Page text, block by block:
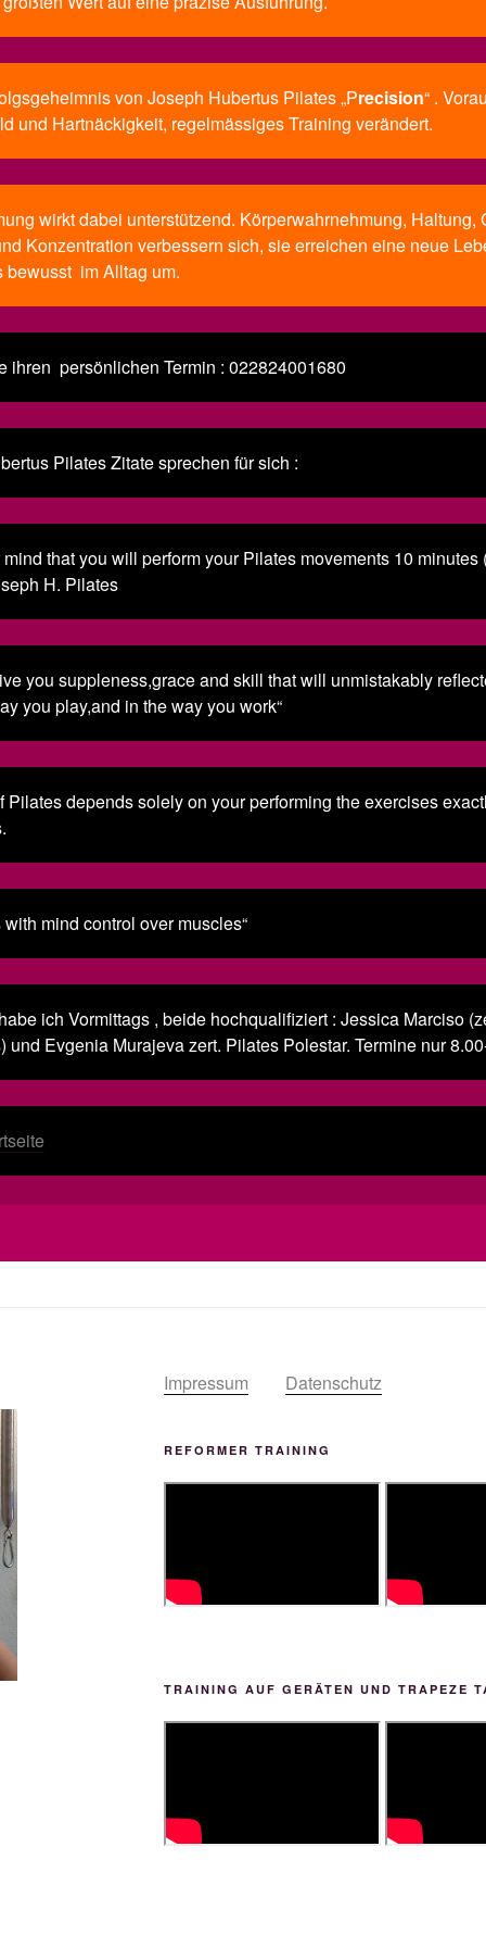
von Joseph Hubertus Pilates „Precision“ .
und Hartnäckigkeit, regelmässiges Training verändert.
wirkt dabei unterstützend. Körperwahrnehmung, Haltung,
Konzentration verbessern sich, sie erreichen eine neue
bewusst im Alltag um.
ihren persönlichen Termin : 022824001680
Pilates Zitate sprechen für sich :
mind that you will perform your Pilates movements 10 minutes
H. Pilates
you suppleness,grace and skill that will unmistakably
you play,and in the way you work“
Pilates depends solely on your performing the exercises
mind control over muscles“
ich Vormittags , beide hochqualifiziert : Jessica Marciso
und Evgenia Murajeva zert. Pilates Polestar. Termine nur
Impressum Datenschutz
REFORMER TRAINING
TRAINING AUF GERÄTEN UND TRAPEZE